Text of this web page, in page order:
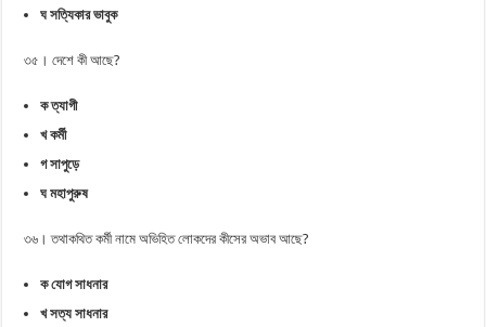
ঘ সত্যিকার ভাবুক
৩৫। দেশে কী আছে?
ক ত্যাগী
খ কর্মী
গ সাপুড়ে
ঘ মহাপুরুষ
৩৬। তথাকথিত কর্মী নামে অভিহিত লোকদের কীসের অভাব আছে?
ক যোগ সাধনার
খ সত্য সাধনার